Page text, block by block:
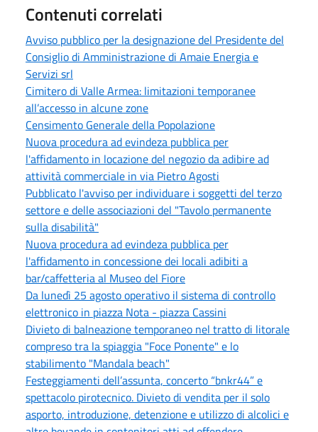
Contenuti correlati
Avviso pubblico per la designazione del Presidente del
Consiglio di Amministrazione di Amaie Energia e
Servizi srl
Cimitero di Valle Armea: limitazioni temporanee
all’accesso in alcune zone
Censimento Generale della Popolazione
Nuova procedura ad evindeza pubblica per
l'affidamento in locazione del negozio da adibire ad
attività commerciale in via Pietro Agosti
Pubblicato l'avviso per individuare i soggetti del terzo
settore e delle associazioni del "Tavolo permanente
sulla disabilità"
Nuova procedura ad evindeza pubblica per
l'affidamento in concessione dei locali adibiti a
bar/caffetteria al Museo del Fiore
Da lunedì 25 agosto operativo il sistema di controllo
elettronico in piazza Nota - piazza Cassini
Divieto di balneazione temporaneo nel tratto di litorale
compreso tra la spiaggia "Foce Ponente" e lo
stabilimento "Mandala beach"
Festeggiamenti dell’assunta, concerto “bnkr44” e
spettacolo pirotecnico. Divieto di vendita per il solo
asporto, introduzione, detenzione e utilizzo di alcolici e